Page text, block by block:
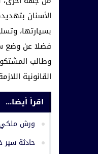
الأسنان
بسيارتها،
فضلا عن وضع
وطالب
القانونية
اقرأ أيضا...
ورش ملكي
حادثة سير